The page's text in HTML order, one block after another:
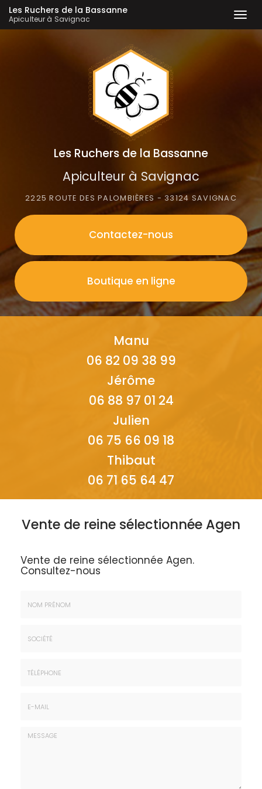
Les Ruchers de la Bassanne
Apiculteur à Savignac
Les Ruchers de la Bassanne
Apiculteur à Savignac
2225 ROUTE DES PALOMBIÈRES - 33124 SAVIGNAC
Contactez-nous
Boutique en ligne
Manu
06 82 09 38 99
Jérôme
06 88 97 01 24
Julien
06 75 66 09 18
Thibaut
06 71 65 64 47
Vente de reine sélectionnée Agen
Vente de reine sélectionnée Agen.
Consultez-nous